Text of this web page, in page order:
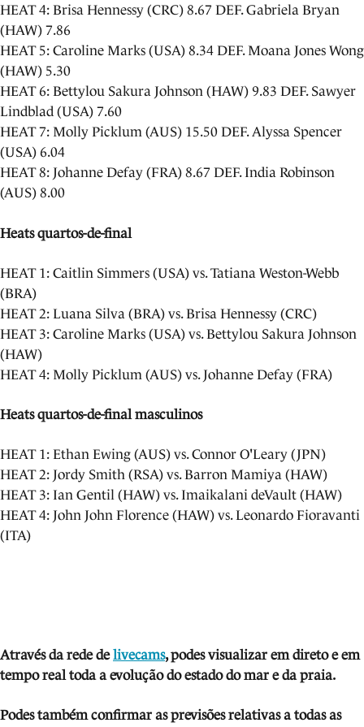
HEAT 4: Brisa Hennessy (CRC) 8.67 DEF. Gabriela Bryan
(HAW) 7.86
HEAT 5: Caroline Marks (USA) 8.34 DEF. Moana Jones Wong
(HAW) 5.30
HEAT 6: Bettylou Sakura Johnson (HAW) 9.83 DEF. Sawyer
Lindblad (USA) 7.60
HEAT 7: Molly Picklum (AUS) 15.50 DEF. Alyssa Spencer
(USA) 6.04
HEAT 8: Johanne Defay (FRA) 8.67 DEF. India Robinson
(AUS) 8.00
Heats quartos-de-final
HEAT 1: Caitlin Simmers (USA) vs. Tatiana Weston-Webb
(BRA)
HEAT 2: Luana Silva (BRA) vs. Brisa Hennessy (CRC)
HEAT 3: Caroline Marks (USA) vs. Bettylou Sakura Johnson
(HAW)
HEAT 4: Molly Picklum (AUS) vs. Johanne Defay (FRA)
Heats quartos-de-final masculinos
HEAT 1: Ethan Ewing (AUS) vs. Connor O'Leary (JPN)
HEAT 2: Jordy Smith (RSA) vs. Barron Mamiya (HAW)
HEAT 3: Ian Gentil (HAW) vs. Imaikalani deVault (HAW)
HEAT 4: John John Florence (HAW) vs. Leonardo Fioravanti
(ITA)
Através da rede delivecams, podes visualizar em direto e em
tempo real toda a evolução do estado do mar e da praia.
Podes também confirmar as previsões relativas a todas as